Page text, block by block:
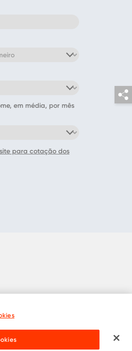
em média, por mês
site para cotação dos